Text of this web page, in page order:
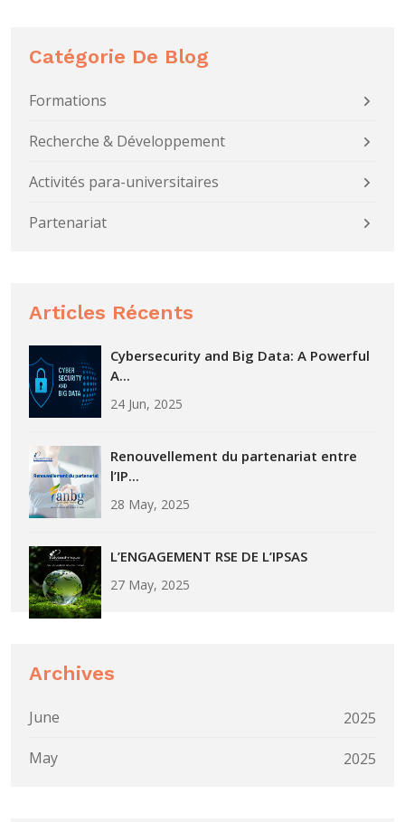
Catégorie De Blog
Formations
Recherche & Développement
Activités para-universitaires
Partenariat
Articles Récents
Cybersecurity and Big Data: A Powerful
A...
24 Jun, 2025
Renouvellement du partenariat entre
l’IP...
28 May, 2025
L’ENGAGEMENT RSE DE L’IPSAS
27 May, 2025
Archives
June
2025
May
2025